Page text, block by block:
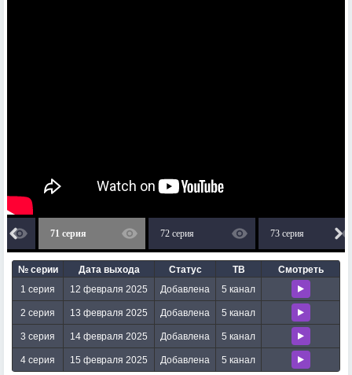
71 серия 72 серия 73 серия
№ серии Дата выхода Статус ТВ
Смотреть
1 серия
12 февраля 2025 Добавлена 5 канал
2 серия 13 февраля 2025 Добавлена 5 канал
3 серия 14 февраля 2025 Добавлена 5 канал
4 серия 15 февраля 2025 Добавлена 5 канал